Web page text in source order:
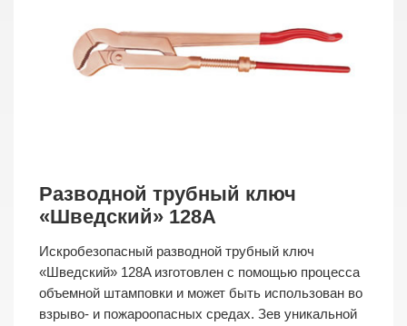
Разводной трубный ключ
«Шведский» 128A
Искробезопасный разводной трубный ключ
«Шведский» 128A изготовлен с помощью процесса
объемной штамповки и может быть использован во
взрыво- и пожароопасных средах. Зев уникальной